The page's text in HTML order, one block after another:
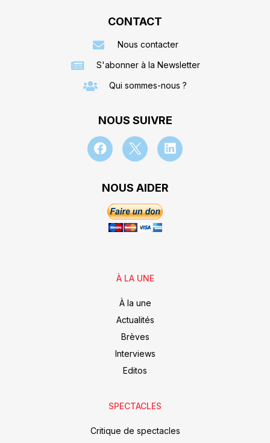
CONTACT
Nous contacter
S'abonner à la Newsletter
Qui sommes-nous ?
NOUS SUIVRE
NOUS AIDER
À LA UNE
À la une
Actualités
Brèves
Interviews
Editos
SPECTACLES
Critique de spectacles